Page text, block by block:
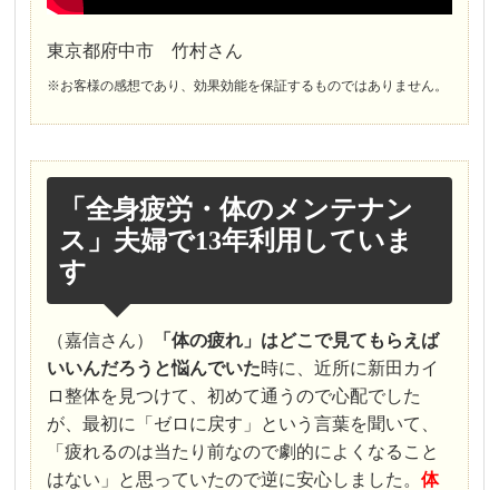
東京都府中市 竹村さん
※お客様の感想であり、効果効能を保証するものではありません。
「全身疲労・体のメンテナン
ス」夫婦で13年利用していま
す
（嘉信さん）
「体の疲れ」はどこで見てもらえば
いいんだろうと悩んでいた時に、近所に新田カイ
ロ整体を見つけて、初めて通うので心配でした
が、最初に「ゼロに戻す」という言葉を聞いて、
「疲れるのは当たり前なので劇的によくなること
はない」と思っていたので逆に安心しました。体